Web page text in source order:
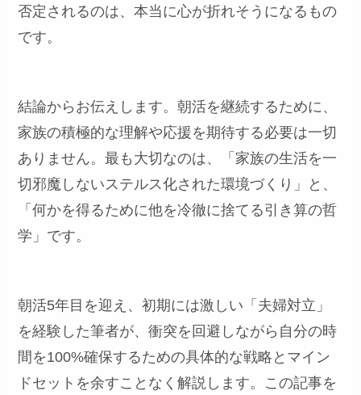
否定されるのは、本当に心が折れそうになるもの
です。
結論からお伝えします。朝活を継続するために、
家族の積極的な理解や応援を期待する必要は一切
ありません。最も大切なのは、「家族の生活を一
切邪魔しないステルス化された環境づくり」と、
「何かを得るために他を冷徹に捨てる引き算の哲
学」です。
朝活5年目を迎え、初期には激しい「夫婦対立」
を経験した筆者が、衝突を回避しながら自分の時
間を100%確保するための具体的な戦略とマイン
ドセットを余すことなく解説します。この記事を